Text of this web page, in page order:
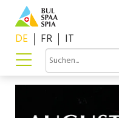
DE FR IT